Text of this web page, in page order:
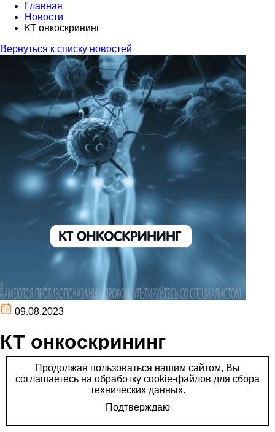
Главная
Новости
КТ онкоскрининг
Вернуться к списку новостей
09.08.2023
КТ онкоскрининг
Рак является вторым по смертности заболеванием в
Европе.
Существует множество методов ранней диагностики